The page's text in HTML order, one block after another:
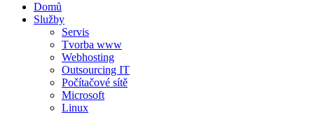
Domů
Služby
Servis
Tvorba www
Webhosting
Outsourcing IT
Počítačové sítě
Microsoft
Linux